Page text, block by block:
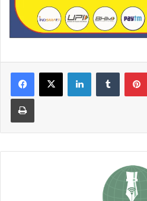
LinkedInTumblr
Print